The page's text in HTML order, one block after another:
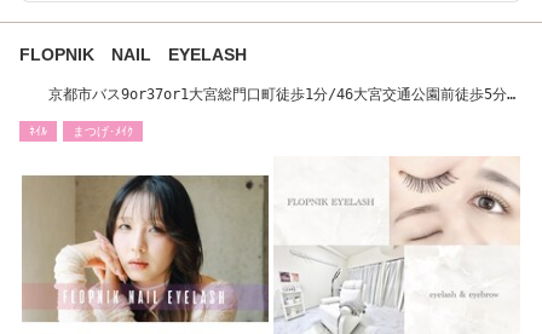
FLOPNIK NAIL EYELASH
京都市バス9or37or1大宮総門口町徒歩1分/46大宮交通公園前徒歩5分
ﾈｲﾙ まつげ･ﾒｲｸ